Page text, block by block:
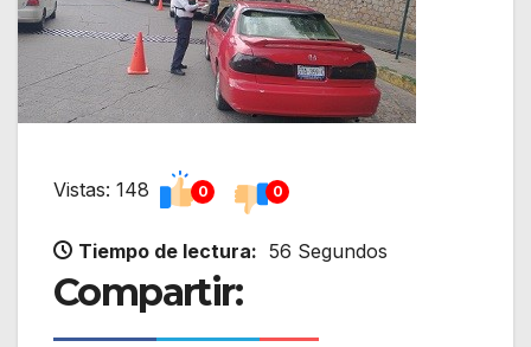
Vistas: 148 0 0
Tiempo de lectura: 56 Segundos
Compartir: